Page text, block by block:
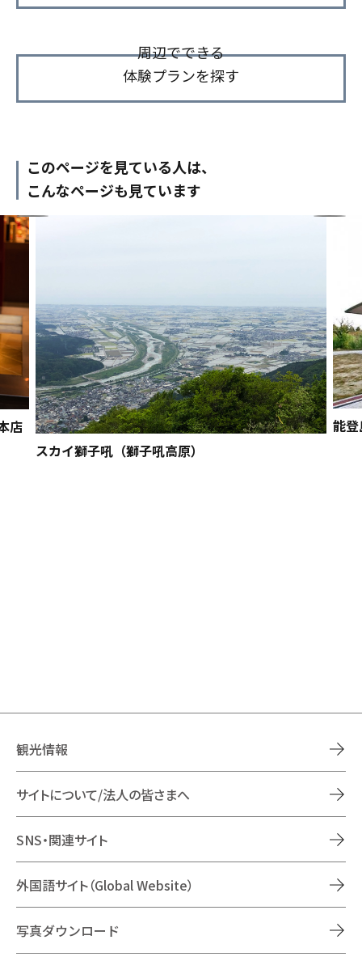
周辺でできる
体験プランを探す
このページを見ている人は、
こんなページも見ています
店
スカイ獅子吼（獅子吼高原）
能
観光情報
サイトについて/法人の皆さまへ
SNS・関連サイト
外国語サイト（Global Website）
写真ダウンロード